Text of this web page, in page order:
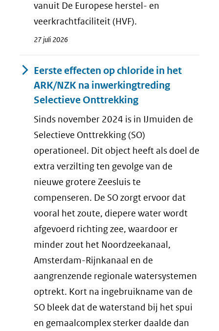
vanuit De Europese herstel- en
veerkrachtfaciliteit (HVF).
27 juli 2026
Eerste effecten op chloride in het
ARK/NZK na inwerkingtreding
Selectieve Onttrekking
Sinds november 2024 is in IJmuiden de
Selectieve Onttrekking (SO)
operationeel. Dit object heeft als doel de
extra verzilting ten gevolge van de
nieuwe grotere Zeesluis te
compenseren. De SO zorgt ervoor dat
vooral het zoute, diepere water wordt
afgevoerd richting zee, waardoor er
minder zout het Noordzeekanaal,
Amsterdam-Rijnkanaal en de
aangrenzende regionale watersystemen
optrekt. Kort na ingebruikname van de
SO bleek dat de waterstand bij het spui
en gemaalcomplex sterker daalde dan